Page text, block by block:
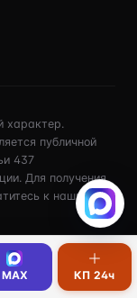
характер.
публичной
437
Для получения
к нашим
согласие
MAX КП 24ч